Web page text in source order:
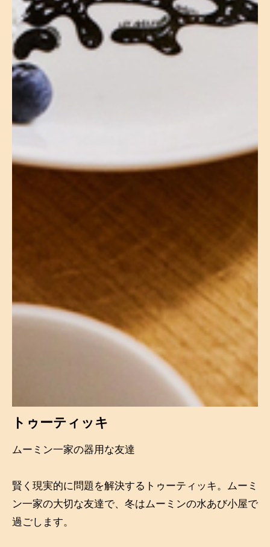
トゥーティッキ
ムーミン一家の器用な友達
賢く現実的に問題を解決するトゥーティッキ。ムーミ
ン一家の大切な友達で、冬はムーミンの水あび小屋で
過ごします。